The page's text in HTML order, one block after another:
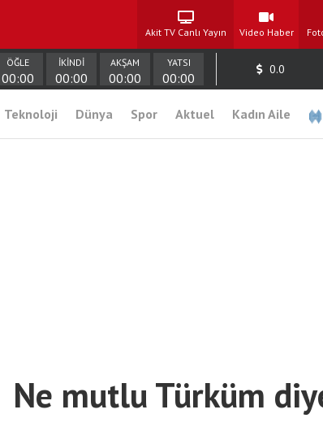
Akit TV Canlı Yayın Video Haber
ÖĞLE
00:00
İKİNDİ
00:00
AKŞAM
00:00
YATSI
00:00
0.0
Teknoloji Dünya Spor Aktuel Kadın Aile
Ne mutlu Türküm